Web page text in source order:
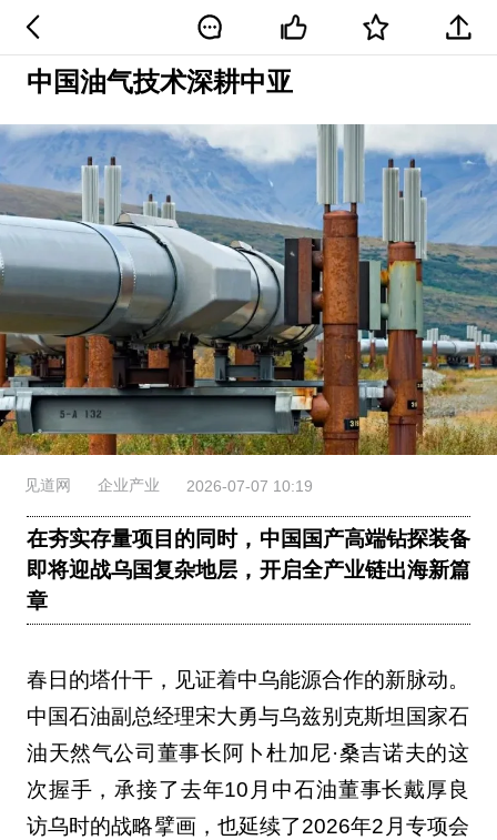
中国油气技术深耕中亚
见道网 企业产业 2026-07-07 10:19
在夯实存量项目的同时，中国国产高端钻探装备
即将迎战乌国复杂地层，开启全产业链出海新篇
章
春日的塔什干，见证着中乌能源合作的新脉动。
中国石油副总经理宋大勇与乌兹别克斯坦国家石
油天然气公司董事长阿卜杜加尼·桑吉诺夫的这
次握手，承接了去年10月中石油董事长戴厚良
访乌时的战略擘画，也延续了2026年2月专项会